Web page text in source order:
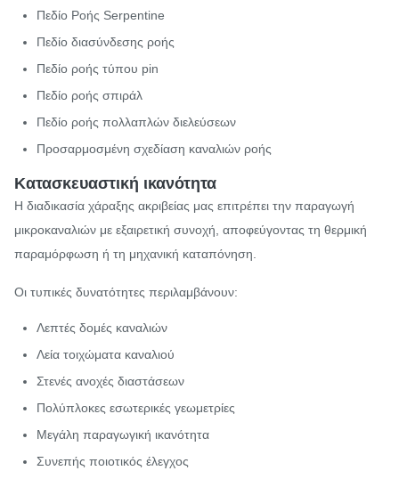
Πεδίο Ροής Serpentine
Πεδίο διασύνδεσης ροής
Πεδίο ροής τύπου pin
Πεδίο ροής σπιράλ
Πεδίο ροής πολλαπλών διελεύσεων
Προσαρμοσμένη σχεδίαση καναλιών ροής
Κατασκευαστική ικανότητα
Η διαδικασία χάραξης ακριβείας μας επιτρέπει την παραγωγή
μικροκαναλιών με εξαιρετική συνοχή, αποφεύγοντας τη θερμική
παραμόρφωση ή τη μηχανική καταπόνηση.
Οι τυπικές δυνατότητες περιλαμβάνουν:
Λεπτές δομές καναλιών
Λεία τοιχώματα καναλιού
Στενές ανοχές διαστάσεων
Πολύπλοκες εσωτερικές γεωμετρίες
Μεγάλη παραγωγική ικανότητα
Συνεπής ποιοτικός έλεγχος